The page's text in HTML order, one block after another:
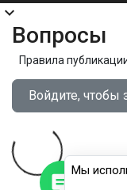
Мы
expand_more
Вопросы
Правила
Войдите, чтобы